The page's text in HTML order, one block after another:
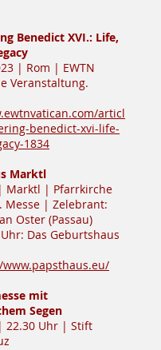
Benedict XVI.: Life,
| Rom | EWTN
Veranstaltung.
articl
benedict-xvi-life-
1834
Marktl
| Marktl | Pfarrkirche
Messe | Zelebrant:
Oster (Passau)
Uhr: Das Geburtshaus
mit
Segen
| 22.30 Uhr | Stift